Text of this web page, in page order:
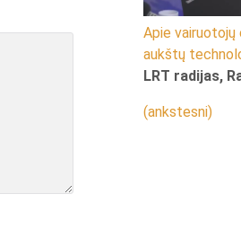
Apie vairuotojų
aukštų
LRT radijas,
(ankstesni)